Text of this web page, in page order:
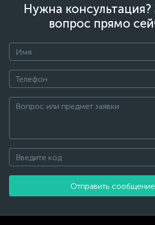
Нужна консультация?
вопрос прямо
Отправить сообщение